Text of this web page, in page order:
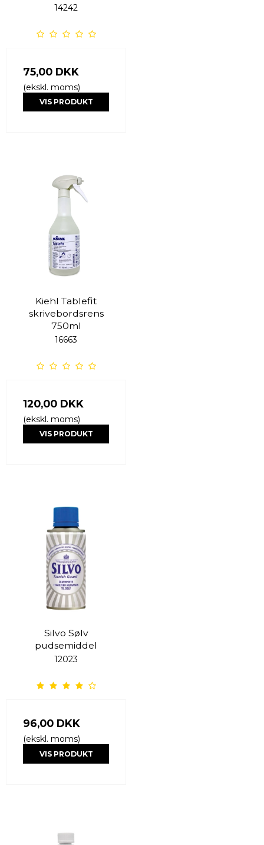
14242
75,00 DKK
(ekskl. moms)
VIS PRODUKT
Kiehl Tablefit
skrivebordsrens
750ml
16663
120,00 DKK
(ekskl. moms)
VIS PRODUKT
Silvo Sølv
pudsemiddel
12023
96,00 DKK
(ekskl. moms)
VIS PRODUKT